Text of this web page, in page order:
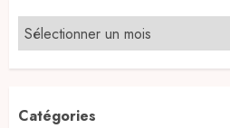
Catégories